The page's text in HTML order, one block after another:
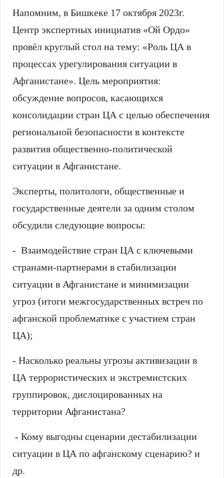
Напомним, в Бишкеке 17 октября 2023г.
Центр экспертных инициатив «Ой Ордо»
провёл круглый стол на тему: «Роль ЦА в
процессах урегулирования ситуации в
Афганистане». Цель мероприятия:
обсуждение вопросов, касающихся
консолидации стран ЦА с целью обеспечения
региональной безопасности в контексте
развития общественно-политической
ситуации в Афганистане.
Эксперты, политологи, общественные и
государственные деятели за одним столом
обсудили следующие вопросы:
- Взаимодействие стран ЦА с ключевыми
странами-партнерами в стабилизации
ситуации в Афганистане и минимизации
угроз (итоги межгосударственных встреч по
афганской проблематике с участием стран
ЦА);
- Насколько реальны угрозы активизации в
ЦА террористических и экстремистских
группировок, дислоцированных на
территории Афганистана?
- Кому выгодны сценарии дестабилизации
ситуации в ЦА по афганскому сценарию? и
др.